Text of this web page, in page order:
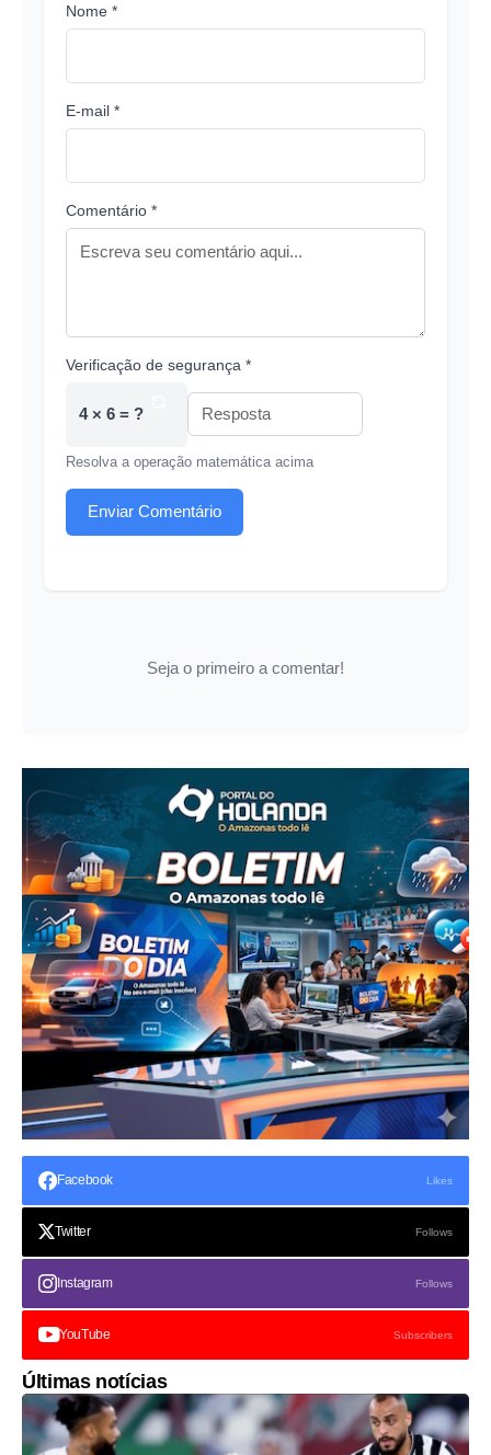
Nome *
E-mail *
Comentário *
Verificação de segurança *
4 × 6 = ?
Resolva a operação matemática acima
Enviar Comentário
Seja o primeiro a comentar!
Facebook Likes
Twitter Follows
Instagram Follows
YouTube Subscribers
Últimas notícias